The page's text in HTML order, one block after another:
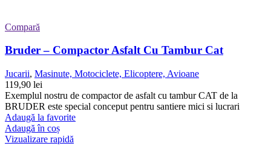
Compară
Bruder – Compactor Asfalt Cu Tambur Cat
Jucarii, Masinute, Motociclete, Elicoptere, Avioane
119,90 lei
Exemplul nostru de compactor de asfalt cu tambur CAT de la
BRUDER este special conceput pentru santiere mici si lucrari
Adaugă la favorite
Adaugă în coș
Vizualizare rapidă